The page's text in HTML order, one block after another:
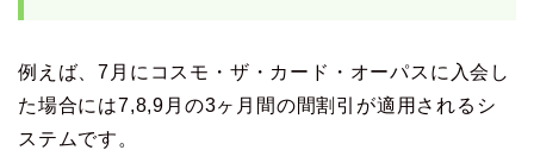
例えば、7月にコスモ・ザ・カード・オーパスに入会し
た場合には7,8,9月の3ヶ月間の間割引が適用されるシ
ステムです。